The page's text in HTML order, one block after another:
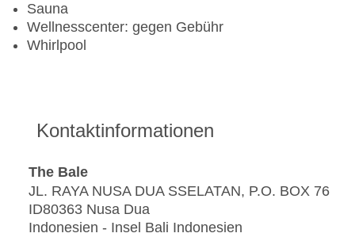
Sauna
Wellnesscenter: gegen Gebühr
Whirlpool
Kontaktinformationen
The Bale
JL. RAYA NUSA DUA SSELATAN, P.O. BOX 76
ID80363 Nusa Dua
Indonesien - Insel Bali Indonesien